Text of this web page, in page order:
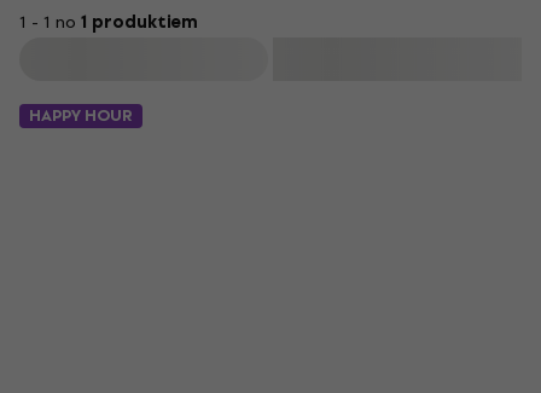
1 - 1 no 1 produktiem
HAPPY HOUR